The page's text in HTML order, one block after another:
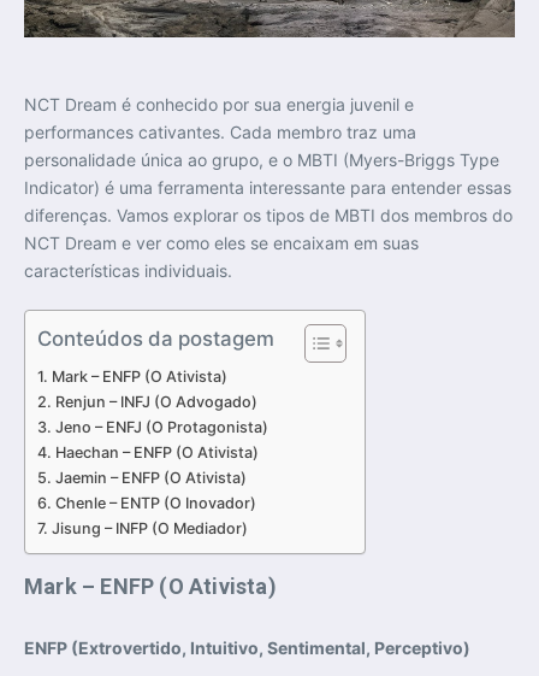
NCT Dream é conhecido por sua energia juvenil e
performances cativantes. Cada membro traz uma
personalidade única ao grupo, e o MBTI (Myers-Briggs Type
Indicator) é uma ferramenta interessante para entender essas
diferenças. Vamos explorar os tipos de MBTI dos membros do
NCT Dream e ver como eles se encaixam em suas
características individuais.
Conteúdos da postagem
Mark – ENFP (O Ativista)
Renjun – INFJ (O Advogado)
Jeno – ENFJ (O Protagonista)
Haechan – ENFP (O Ativista)
Jaemin – ENFP (O Ativista)
Chenle – ENTP (O Inovador)
Jisung – INFP (O Mediador)
Mark – ENFP (O Ativista)
ENFP (Extrovertido, Intuitivo, Sentimental, Perceptivo)